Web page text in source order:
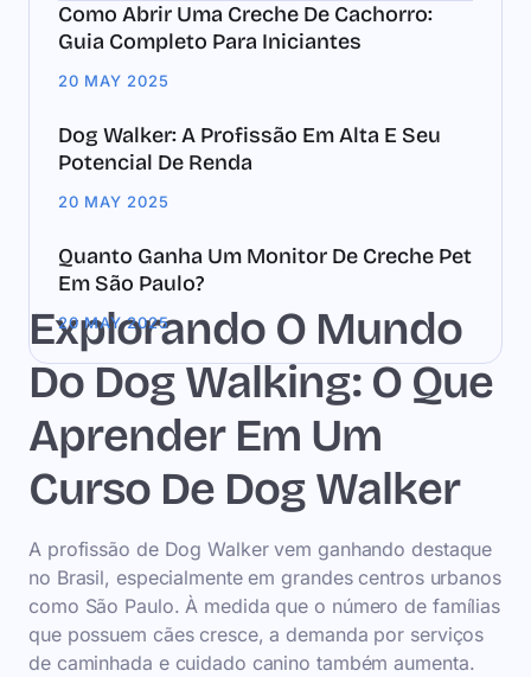
Explorando O Mundo
Do Dog Walking: O Que
Aprender Em Um
Curso De Dog Walker
A profissão de Dog Walker vem ganhando destaque
no Brasil, especialmente em grandes centros urbanos
como São Paulo. À medida que o número de famílias
que possuem cães cresce, a demanda por serviços
de caminhada e cuidado canino também aumenta.
Como Abrir Uma Creche De Cachorro:
Guia Completo Para Iniciantes
20 MAY 2025
Dog Walker: A Profissão Em Alta E Seu
Potencial De Renda
20 MAY 2025
Quanto Ganha Um Monitor De Creche Pet
Em São Paulo?
20 MAY 2025